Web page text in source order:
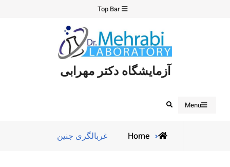
Top Bar
آزمایشگاه دکتر مهرابی
Menu
Search
Home غربالگری جنین